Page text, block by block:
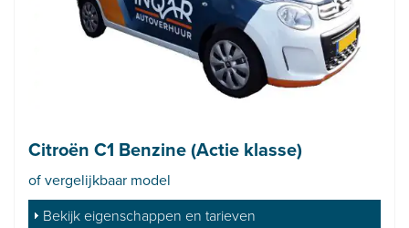
Citroën C1 Benzine (Actie klasse)
of vergelijkbaar model
Bekijk eigenschappen en tarieven